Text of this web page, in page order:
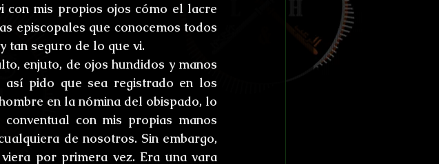
con mis propios ojos cómo el lacre
episcopales que conocemos todos
tan seguro de lo que vi.
enjuto, de ojos hundidos y manos
así pido que sea registrado en los
en la nómina del obispado, lo
con mis propias manos
de nosotros. Sin embargo,
por primera vez. Era una vara